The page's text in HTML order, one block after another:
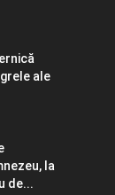
ale
la
de...